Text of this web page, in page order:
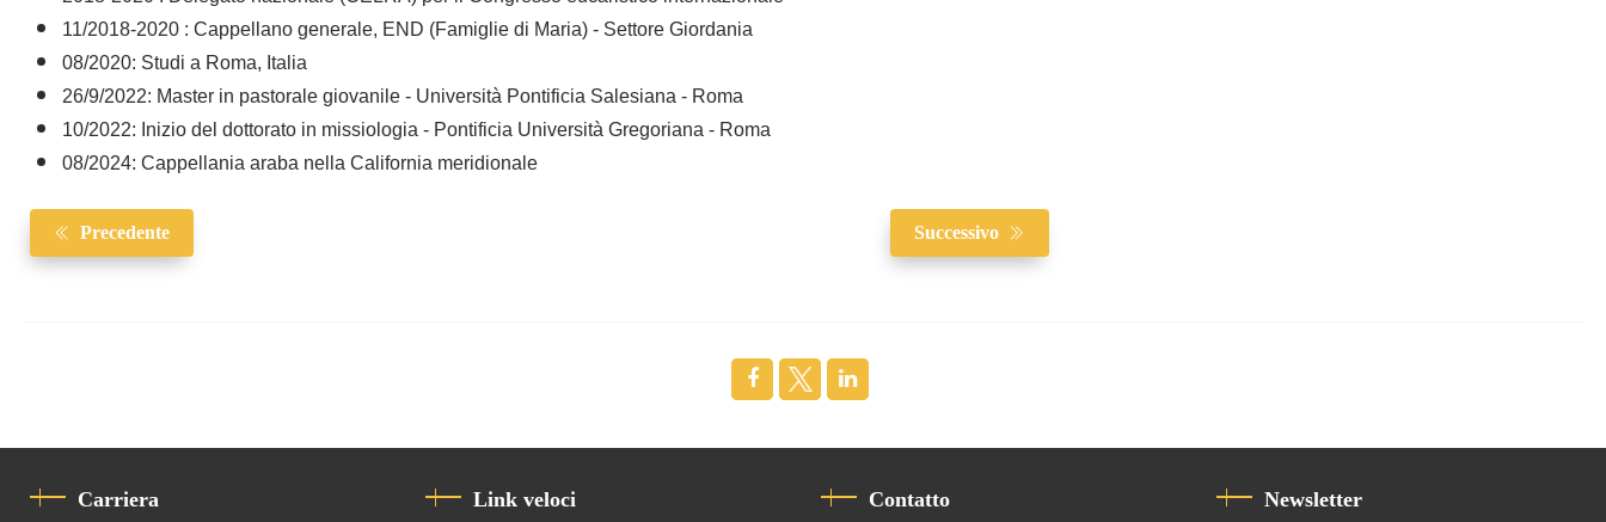
11/2018-2020 : Cappellano generale, END (Famiglie di Maria) - Settore Giordania
08/2020: Studi a Roma, Italia
26/9/2022: Master in pastorale giovanile - Università Pontificia Salesiana - Roma
10/2022: Inizio del dottorato in missiologia - Pontificia Università Gregoriana - Roma
08/2024: Cappellania araba nella California meridionale
Precedente Successivo
Carriera Link veloci Contatto Newsletter